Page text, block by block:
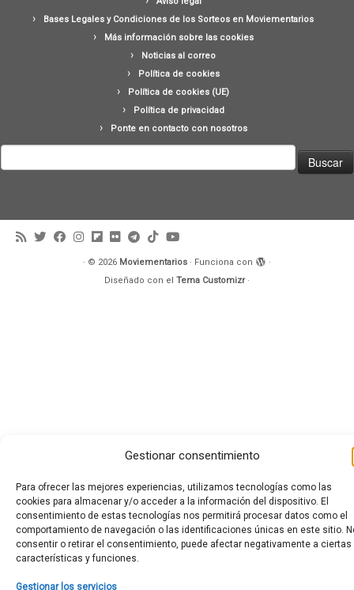
Gestionar consentimiento
Para ofrecer las mejores experiencias, utilizamos tecnologías como las
cookies para almacenar y/o acceder a la información del dispositivo. El
consentimiento de estas tecnologías nos permitirá procesar datos como el
comportamiento de navegación o las identificaciones únicas en este sitio.
consentir o retirar el consentimiento, puede afectar negativamente a ciertas
características y funciones.
Gestionar los servicios
Bases Legales y Condiciones de los Sorteos en Moviementarios
Más información sobre las cookies
Noticias al correo
Política de cookies
Política de cookies (UE)
Política de privacidad
Ponte en contacto con nosotros
· © 2026 Moviementarios · Funciona con
·
Diseñado con el Tema Customizr·